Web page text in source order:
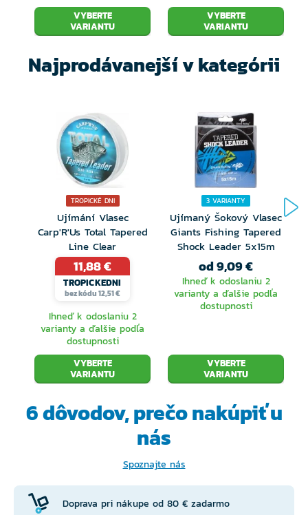
VYBERTE
VARIANTU
VYBERTE
VARIANTU
Najprodávanejší v kategórii
TROPICKÉ DNI
Ujímání Vlasec
Carp'R'Us Total Tapered
Line Clear
11,88 €
TROPICKEDNI
bez kódu 12,51 €
Ihneď k odoslaniu 2
varianty a ďalšie podľa
dostupnosti
VYBERTE
VARIANTU
3 VARIANTY
Ujímaný Šokový Vlasec
Giants Fishing Tapered
Shock Leader 5x15m
od 9,09 €
Ihneď k odoslaniu 2
varianty a ďalšie podľa
dostupnosti
VYBERTE
VARIANTU
6 dôvodov, prečonakúpiť u
nás
Spoznajte nás
Doprava pri nákupe od 80 € zadarmo